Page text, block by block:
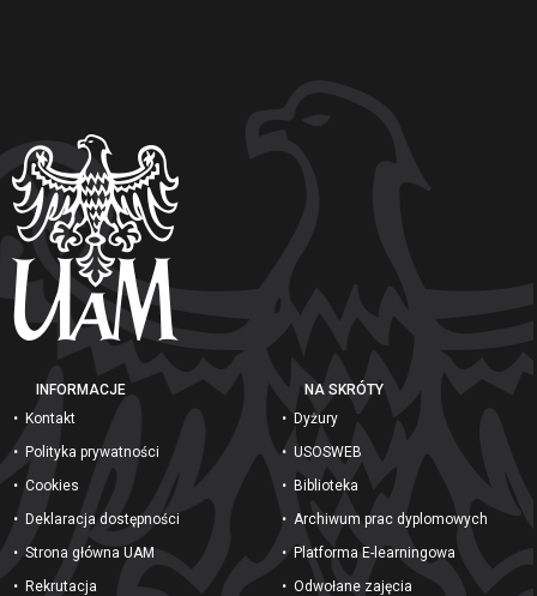
in the face of climate change
(2) Families, Intimate lives, and everyday life
Social practices in couples and families
Key stages of family biography
History and sociology of family life
INFORMACJE
Kontakt
Polityka prywatności
Cookies
Deklaracja dostępności
Strona główna UAM
Rekrutacja
NA SKRÓTY
Dyżury
USOSWEB
Biblioteka
Archiwum prac dyplomowych
Platforma E-learningowa
Odwołane zajęcia